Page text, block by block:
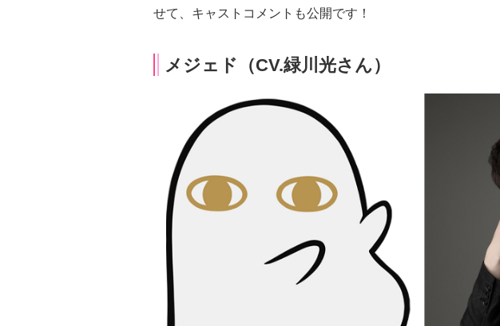
せて、キャストコメントも公開です！
メジェド（CV.緑川光さん）